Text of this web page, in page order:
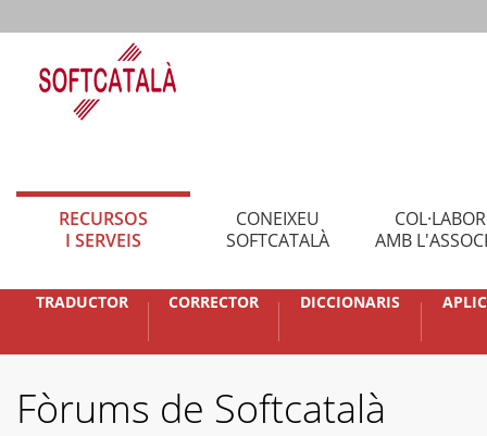
RECURSOS
I SERVEIS
CONEIXEU
SOFTCATALÀ
AMB
TRADUCTOR CORRECTOR DICCIONARIS
Fòrums de Softcatalà